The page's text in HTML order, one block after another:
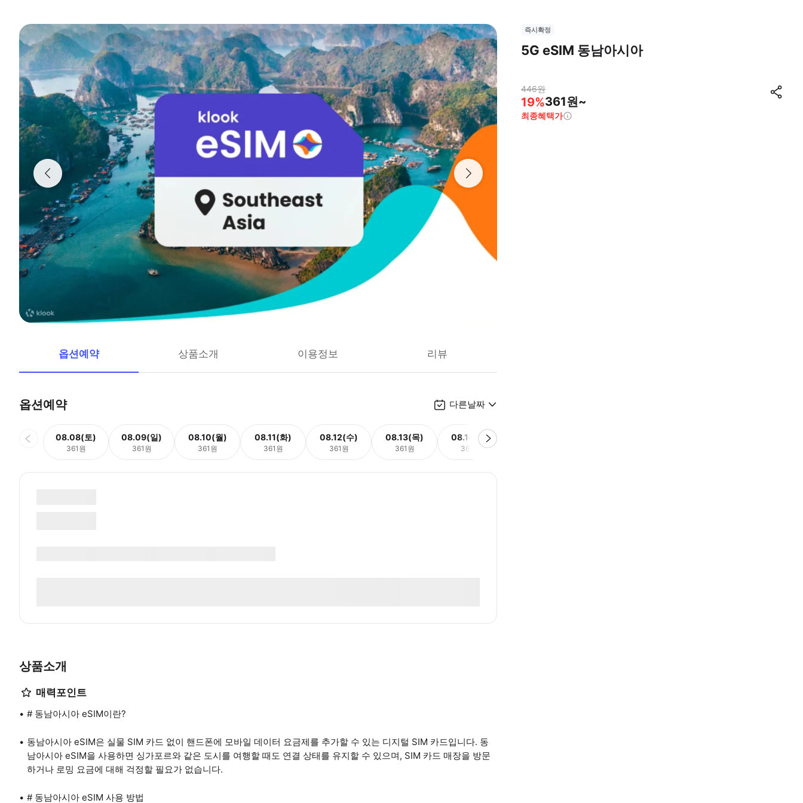
옵션예약 상품소개 이용정보 리뷰
옵션예약 다른날짜
08.08(토)
361원
08.09(일)
361원
08.10(월)
361원
08.11(화)
361원
08.12(수)
361원
08.13(목)
361원
08.14(금)
361원
상품소개
매력포인트
# 동남아시아 eSIM이란?
동남아시아 eSIM은 실물 SIM 카드 없이 핸드폰에 모바일 데이터 요금제를 추가할 수 있는 디지털 SIM 카드입니다. 동
남아시아 eSIM을 사용하면 싱가포르와 같은 도시를 여행할 때도 연결 상태를 유지할 수 있으며, SIM 카드 매장을 방문
하거나 로밍 요금에 대해 걱정할 필요가 없습니다.
# 동남아시아 eSIM 사용 방법
즉시확정
5G eSIM 동남아시아
446원
19%361원~
최종혜택가